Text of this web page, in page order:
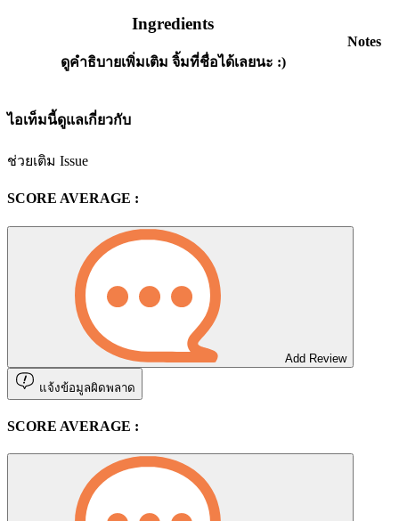
Ingredients
ดูคำธิบายเพิ่มเติม จิ้มที่ชื่อได้เลยนะ :)
Notes
ไอเท็มนี้ดูแลเกี่ยวกับ
ช่วยเติม Issue
SCORE AVERAGE :
Add Review
แจ้งข้อมูลผิดพลาด
SCORE AVERAGE :